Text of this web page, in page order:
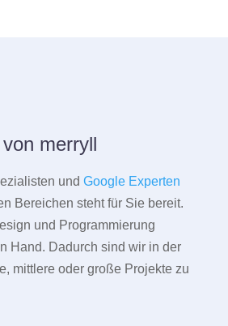
merryll
und Google Experten
Bereichen steht für Sie bereit.
und Programmierung
Hand. Dadurch sind wir in der
mittlere oder große Projekte zu